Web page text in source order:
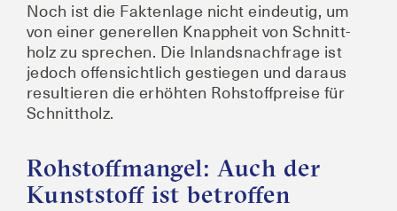
Noch ist die Fak­ten­la­ge nicht ein­deu­tig, um
von einer gene­rel­len Knapp­heit von Schnitt­
holz zu spre­chen. Die Inlands­nach­fra­ge ist
jedoch offen­sicht­lich gestie­gen und dar­aus
resul­tie­ren die erhöh­ten Roh­stoff­prei­se für
Schnittholz.
Rohstoffmangel: Auch der
Kunststoff ist betroffen